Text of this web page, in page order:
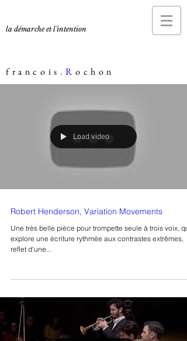
la démarche et l'intention
francois.Rochon
Load video
Robert Henderson, Variation Movements
Une très belle pièce pour trompette seule à trois voix, qui
explore une écriture rythmée aux contrastes extrêmes,
reflet d'une...